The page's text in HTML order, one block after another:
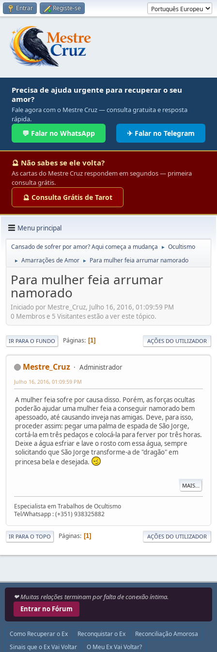
Entrar Registe-se
Precisa de ajuda urgente para recuperar o seu
amor?
Fale agora com o Mestre Cruz — consulta gratuita e resposta
rápida.
💬 Falar no WhatsApp ✈ Falar no Telegram
🔮 Não sabes se ele volta?
As cartas do Mestre Cruz respondem em segundos — primeira
consulta grátis.
🔮 Consulta Grátis de Tarot
Menu principal
Cansado de sofrer por amor? Aqui começa a mudança ► Ocultismo
► Amarrações de Amor ► Para mulher feia arrumar namorado
Para mulher feia arrumar
namorado
Iniciado por Mestre_Cruz, Julho 16, 2016, 01:09:59 PM
0 Membros e 5 Visitantes estão a ver este tópico.
IR PARA O FUNDO Páginas 1 AÇÕES DO UTILIZADOR
Mestre_Cruz Administrador
Julho 16, 2016, 01:09:59 PM
A mulher feia sofre por causa disso. Porém, as forças ocultas
poderão ajudar uma mulher feia a conseguir namorado bem
apessoado, até causando inveja nas amigas. Deve, para isso,
proceder assim: pegar uma palma de espada de São Jorge,
cortá-la em três pedaços e colocá-la para ferver por três horas.
Deixe a água esfriar e lave o rosto com essa água, sempre
solicitando que São Jorge transforme-a de "dragão" em
princesa bela e desejada.
MAIS...
Especialista em Trabalhos de Ocultismo
Tel/Whatsapp : (+351) 938325882
IR PARA O TOPO Páginas 1 AÇÕES DO UTILIZADOR
❤ Muitas relações terminam por falta de conexão íntima.
Entrar no Fórum
Como Recuperar o Ex Reconquistar o Ex
Reconciliação Amorosa
Sinais que o Ex Vai Voltar
O Meu Ex Vai Voltar?